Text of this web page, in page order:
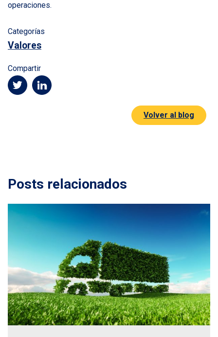
operaciones.
Categorías
Valores
Compartir
Volver al blog
Posts relacionados